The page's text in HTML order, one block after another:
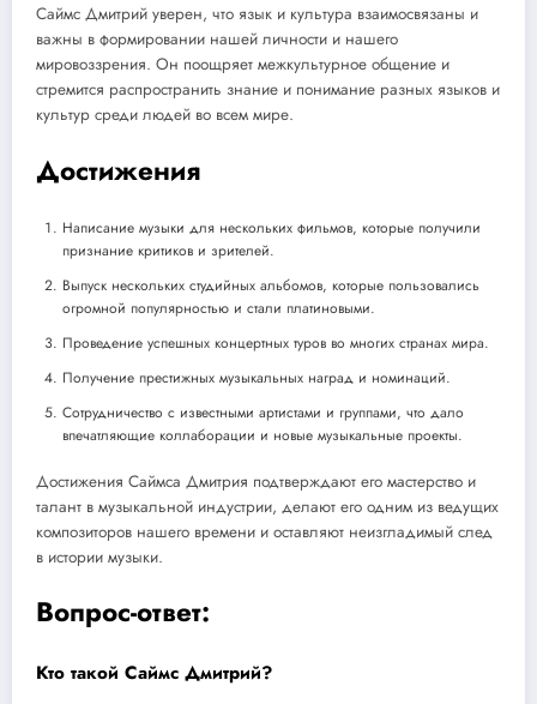
Саймс Дмитрий уверен, что язык и культура взаимосвязаны и
важны в формировании нашей личности и нашего
мировоззрения. Он поощряет межкультурное общение и
стремится распространить знание и понимание разных языков и
культур среди людей во всем мире.
Достижения
Написание музыки для нескольких фильмов, которые получили
признание критиков и зрителей.
Выпуск нескольких студийных альбомов, которые пользовались
огромной популярностью и стали платиновыми.
Проведение успешных концертных туров во многих странах мира.
Получение престижных музыкальных наград и номинаций.
Сотрудничество с известными артистами и группами, что дало
впечатляющие коллаборации и новые музыкальные проекты.
Достижения Саймса Дмитрия подтверждают его мастерство и
талант в музыкальной индустрии, делают его одним из ведущих
композиторов нашего времени и оставляют неизгладимый след
в истории музыки.
Вопрос-ответ:
Кто такой Саймс Дмитрий?